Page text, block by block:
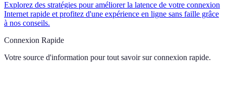
Explorez des stratégies pour améliorer la latence de votre connexion
Internet rapide et profitez d'une expérience en ligne sans faille grâce
à nos conseils.
Connexion Rapide
Votre source d'information pour tout savoir sur connexion rapide.